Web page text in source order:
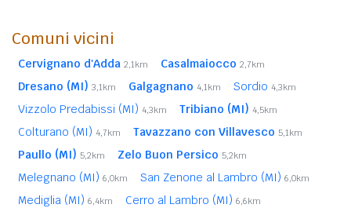
Comuni vicini
Cervignano d'Adda 2,1km Casalmaiocco 2,7km
Dresano (MI) 3,1km Galgagnano 4,1km Sordio 4,3km
Vizzolo Predabissi (MI) 4,3km Tribiano (MI) 4,5km
Colturano (MI) 4,7km Tavazzano con Villavesco 5,1km
Paullo (MI) 5,2km Zelo Buon Persico 5,2km
Melegnano (MI) 6,0km San Zenone al Lambro (MI) 6,0km
Mediglia (MI) 6,4km Cerro al Lambro (MI) 6,6km